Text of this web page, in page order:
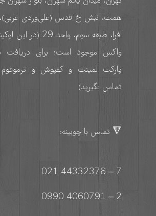
افرا، طبقه سوم،
واکس موجود است؛ برای دریافت
پارکت لمینت و کفپوش و
تماس بگیرید)
🔻 تماس با چوبینه:
7 – 44332376 021
2 – 4060791 0990